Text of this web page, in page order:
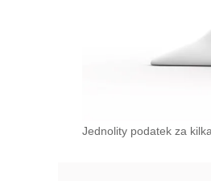
Jednolity podatek za